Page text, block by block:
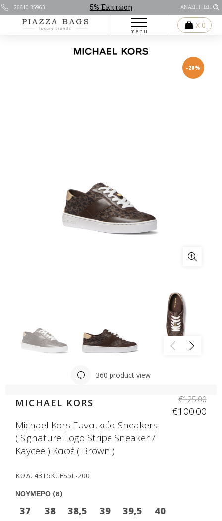
Όρους Χρήσης
26610 35963 5% Έκπτωση ΑΝΑΖΗΤΗΣΗ
menu
X 0
-20%
360 product view
MICHAEL KORS
Michael Kors Γυναικεία Sneakers
( Signature Logo Stripe Sneaker /
Kaycee ) Καφέ ( Brown )
€125.00
€100.00
ΚΩΔ. 43T5KCFS5L-200
ΝΟΥΜΕΡΟ (6)
37 38 38,5 39 39,5 40